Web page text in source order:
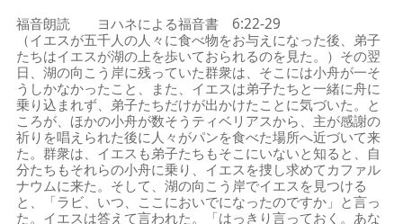
福音朗読 ヨハネによる福音書 6:22-29
（イエスが五千人の人々に食べ物をお与えになった後、弟子
たちはイエスが湖の上を歩いておられるのを見た。）その翌
日、湖の向こう岸に残っていた群衆は、そこには小舟が一そ
うしかなかったこと、また、イエスは弟子たちと一緒に舟に
乗り込まれず、弟子たちだけが出かけたことに気づいた。と
ころが、ほかの小舟が数そうティベリアスから、主が感謝の
祈りを唱えられた後に人々がパンを食べた場所へ近づいて来
た。群衆は、イエスも弟子たちもそこにいないと知ると、自
分たちもそれらの小舟に乗り、イエスを捜し求めてカファル
ナウムに来た。そして、湖の向こう岸でイエスを見つける
と、「ラビ、いつ、ここにおいでになったのですか」と言っ
た。イエスは答えて言われた。「はっきり言っておく。あな